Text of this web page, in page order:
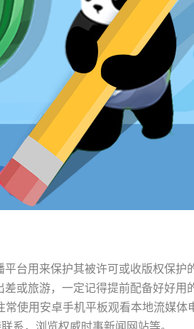
台用来保护其被许可或收版权保护
或旅游，一定记得提前配备好好用
使用安卓手机平板观看本地流媒体